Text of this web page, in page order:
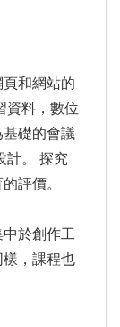
和網站的
資料，數位
基礎的會議
計。 探究
評價。
中於創作工
，課程也